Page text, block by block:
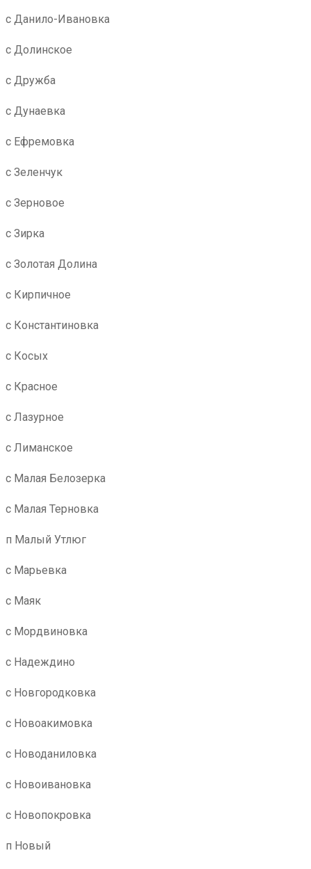
с Данило-Ивановка
с Долинское
с Дружба
с Дунаевка
с Ефремовка
с Зеленчук
с Зерновое
с Зирка
с Золотая Долина
с Кирпичное
с Константиновка
с Косых
с Красное
с Лазурное
с Лиманское
с Малая Белозерка
с Малая Терновка
п Малый Утлюг
с Марьевка
с Маяк
с Мордвиновка
с Надеждино
с Новгородковка
с Новоакимовка
с Новоданиловка
с Новоивановка
с Новопокровка
п Новый